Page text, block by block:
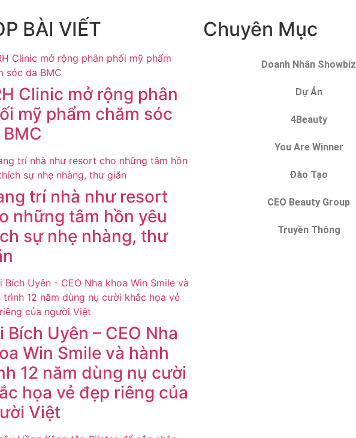
BÀI VIẾT
Clinic mở rộng phân
mỹ phẩm chăm sóc
trí nhà như resort
những tâm hồn yêu
sự nhẹ nhàng, thư
Bích Uyên – CEO Nha
Win Smile và hành
12 năm dùng nụ cười
họa vẻ đẹp riêng của
Việt
Chuyên Mục
Doanh Nhân Showbiz
Dự Án
4Beauty
You Are Winner
Đào Tạo
CEO Beauty Group
Truyền Thông